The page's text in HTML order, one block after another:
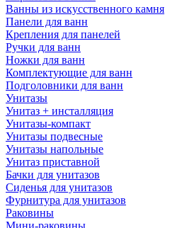
Ванны из искусственного камня
Панели для ванн
Крепления для панелей
Ручки для ванн
Ножки для ванн
Комплектующие для ванн
Подголовники для ванн
Унитазы
Унитаз + инсталляция
Унитазы-компакт
Унитазы подвесные
Унитазы напольные
Унитаз приставной
Бачки для унитазов
Сиденья для унитазов
Фурнитура для унитазов
Раковины
Мини-раковины